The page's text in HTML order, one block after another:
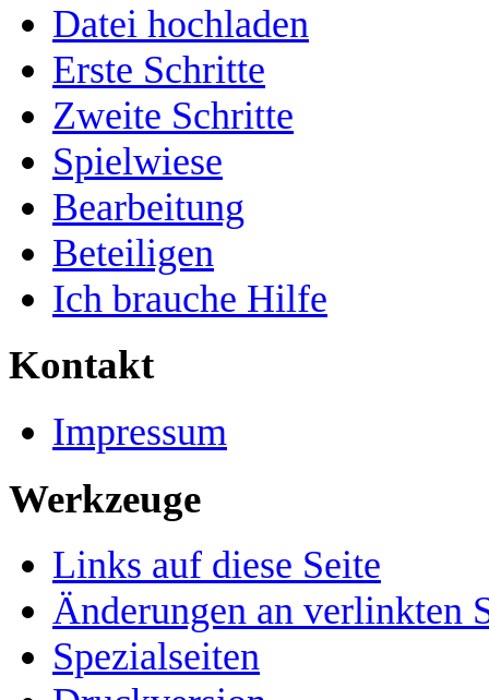
Datei hochladen
Erste Schritte
Zweite Schritte
Spielwiese
Bearbeitung
Beteiligen
Ich brauche Hilfe
Kontakt
Impressum
Werkzeuge
Links auf diese Seite
Änderungen an verlinkten
Spezialseiten